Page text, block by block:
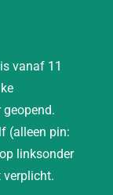
vanaf 11
(alleen pin:
linksonder
verplicht.